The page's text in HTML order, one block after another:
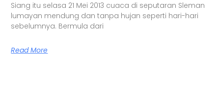
Siang itu selasa 21 Mei 2013 cuaca di seputaran Sleman
lumayan mendung dan tanpa hujan seperti hari-hari
sebelumnya. Bermula dari
Read More